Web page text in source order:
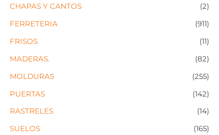
CHAPAS Y CANTOS
(2)
FERRETERIA
(911)
FRISOS
(11)
MADERAS.
(82)
MOLDURAS
(255)
PUERTAS
(142)
RASTRELES
(14)
SUELOS
(165)